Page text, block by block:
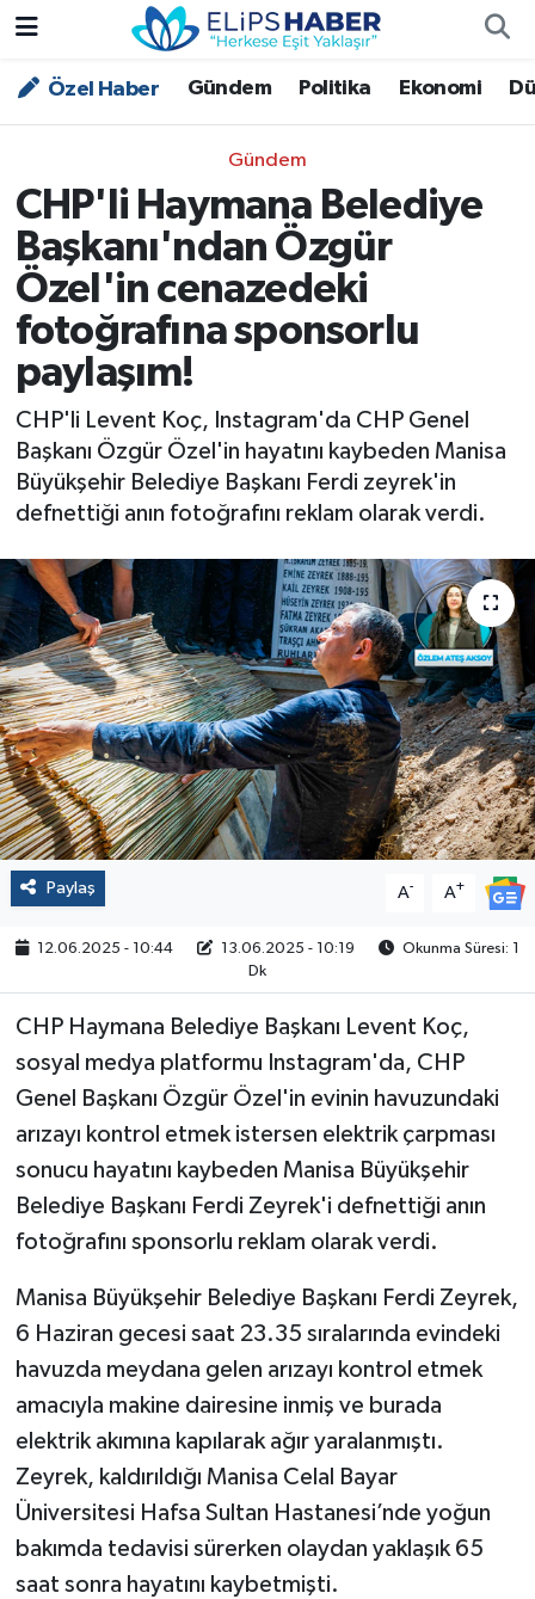
Özel Haber Gündem Politika Ekonomi
Gündem
CHP'li Haymana Belediye
Başkanı'ndan Özgür
Özel'in cenazedeki
fotoğrafına sponsorlu
paylaşım!
CHP'li Levent Koç, Instagram'da CHP Genel
Başkanı Özgür Özel'in hayatını kaybeden Manisa
Büyükşehir Belediye Başkanı Ferdi zeyrek'in
defnettiği anın fotoğrafını reklam olarak verdi.
Paylaş A- A+
12.06.2025 - 10:44 13.06.2025 - 10:19
Okunma Süresi: 1
Dk
CHP Haymana Belediye Başkanı Levent Koç,
sosyal medya platformu Instagram'da, CHP
Genel Başkanı Özgür Özel'in evinin havuzundaki
arızayı kontrol etmek istersen elektrik çarpması
sonucu hayatını kaybeden Manisa Büyükşehir
Belediye Başkanı Ferdi Zeyrek'i defnettiği anın
fotoğrafını sponsorlu reklam olarak verdi.
Manisa Büyükşehir Belediye Başkanı Ferdi Zeyrek,
6 Haziran gecesi saat 23.35 sıralarında evindeki
havuzda meydana gelen arızayı kontrol etmek
amacıyla makine dairesine inmiş ve burada
elektrik akımına kapılarak ağır yaralanmıştı.
Zeyrek, kaldırıldığı Manisa Celal Bayar
Üniversitesi Hafsa Sultan Hastanesi’nde yoğun
bakımda tedavisi sürerken olaydan yaklaşık 65
saat sonra hayatını kaybetmişti.
Özel Haber
Asayiş
Bilim - Teknoloji
Çevre - İklim
Dünya
Kültür - Sanat
Magazin
Politika
Sağlık
Spor
Yaşam
Çalışma Hayatı
Kadın
Yurt
Nöbetçi Eczaneler
Trafik Durumu
Süper Lig Puan Durumu ve Fikstür
Tüm Manşetler
Son Dakika Haberleri